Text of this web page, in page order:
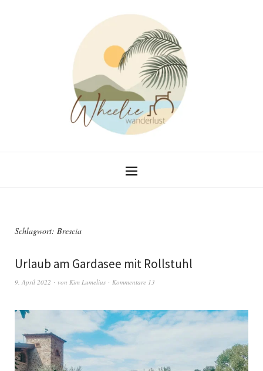
Schlagwort: Brescia
Urlaub am Gardasee mit Rollstuhl
9. April 2022 von Kim Lumelius Kommentare 13